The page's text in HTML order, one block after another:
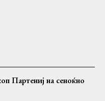
Партениј на сеноќно